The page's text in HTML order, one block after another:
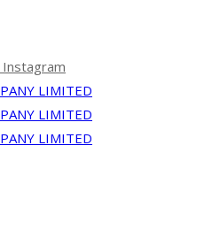
Instagram